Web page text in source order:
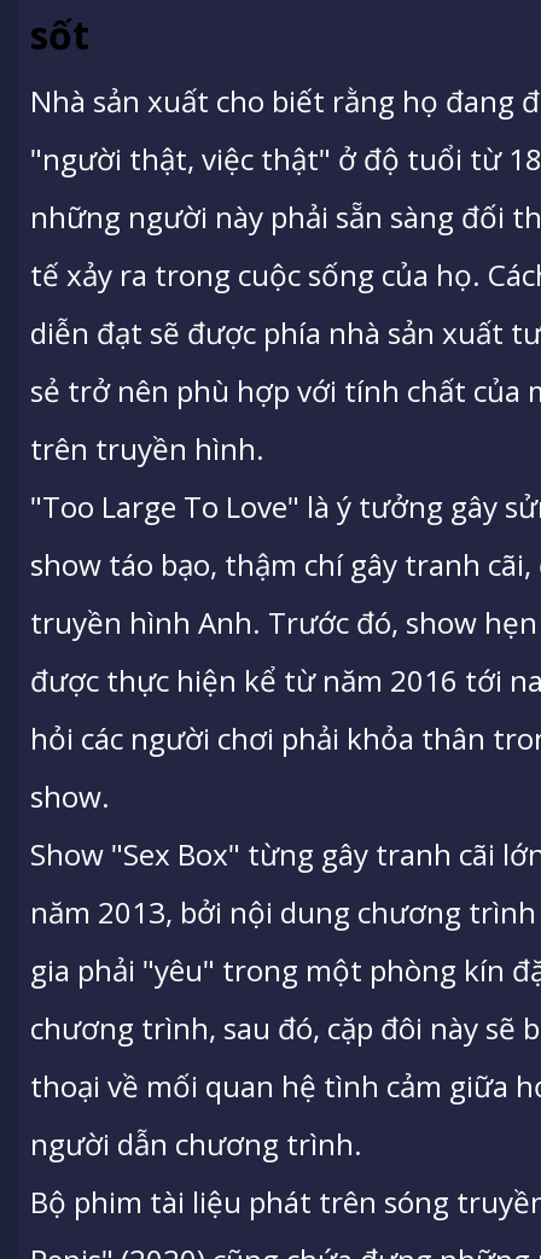
sốt
Nhà sản xuất cho biết rằng họ đang
"người thật, việc thật" ở độ tuổi từ
những người này phải sẵn sàng đối
tế xảy ra trong cuộc sống của họ.
diễn đạt sẽ được phía nhà sản xuất
sẻ trở nên phù hợp với tính chất của
trên truyền hình.
"Too Large To Love" là ý tưởng gây
show táo bạo, thậm chí gây tranh
truyền hình Anh. Trước đó, show
được thực hiện kể từ năm 2016 tới
hỏi các người chơi phải khỏa thân
show.
Show "Sex Box" từng gây tranh cãi
năm 2013, bởi nội dung chương trình
gia phải "yêu" trong một phòng kín
chương trình, sau đó, cặp đôi này sẽ
thoại về mối quan hệ tình cảm giữa
người dẫn chương trình.
Bộ phim tài liệu phát trên sóng